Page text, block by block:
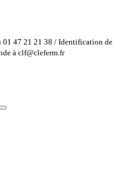
01 47 21 21 38 / Identification de
à clf@cleferm.fr